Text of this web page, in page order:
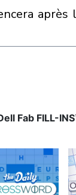
après
Fab FILL-